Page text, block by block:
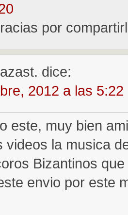
por
dice:
2012 a las 5:22
este, muy bien
videos la musica
Bizantinos
envio por este